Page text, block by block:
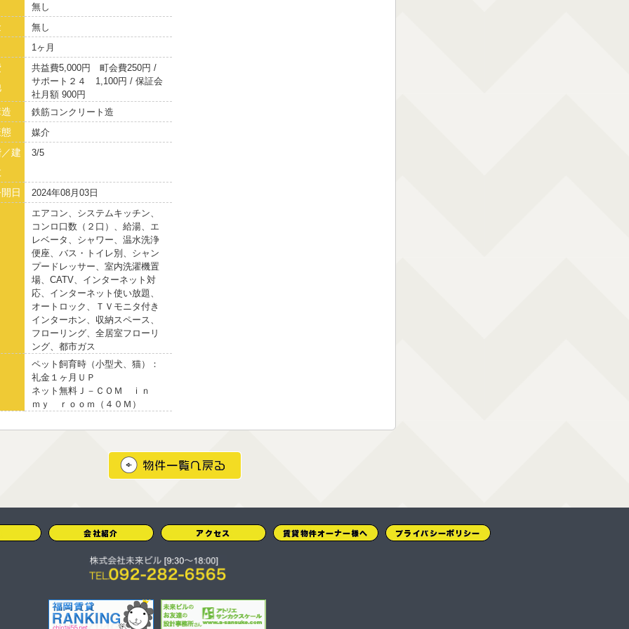
無し
無し
1ヶ月
共益費5,000円 町会費250円 /
サポート２４ 1,100円 / 保証会
社月額 900円
鉄筋コンクリート造
媒介
建
3/5
日
2024年08月03日
エアコン、システムキッチン、
コンロ口数（２口）、給湯、エ
レベータ、シャワー、温水洗浄
便座、バス・トイレ別、シャン
プードレッサー、室内洗濯機置
場、CATV、インターネット対
応、インターネット使い放題、
オートロック、ＴＶモニタ付き
インターホン、収納スペース、
フローリング、全居室フローリ
ング、都市ガス
ペット飼育時（小型犬、猫）：
礼金１ヶ月ＵＰ
ネット無料Ｊ－ＣＯＭ ｉｎ
ｍｙ ｒｏｏｍ（４０Ｍ）